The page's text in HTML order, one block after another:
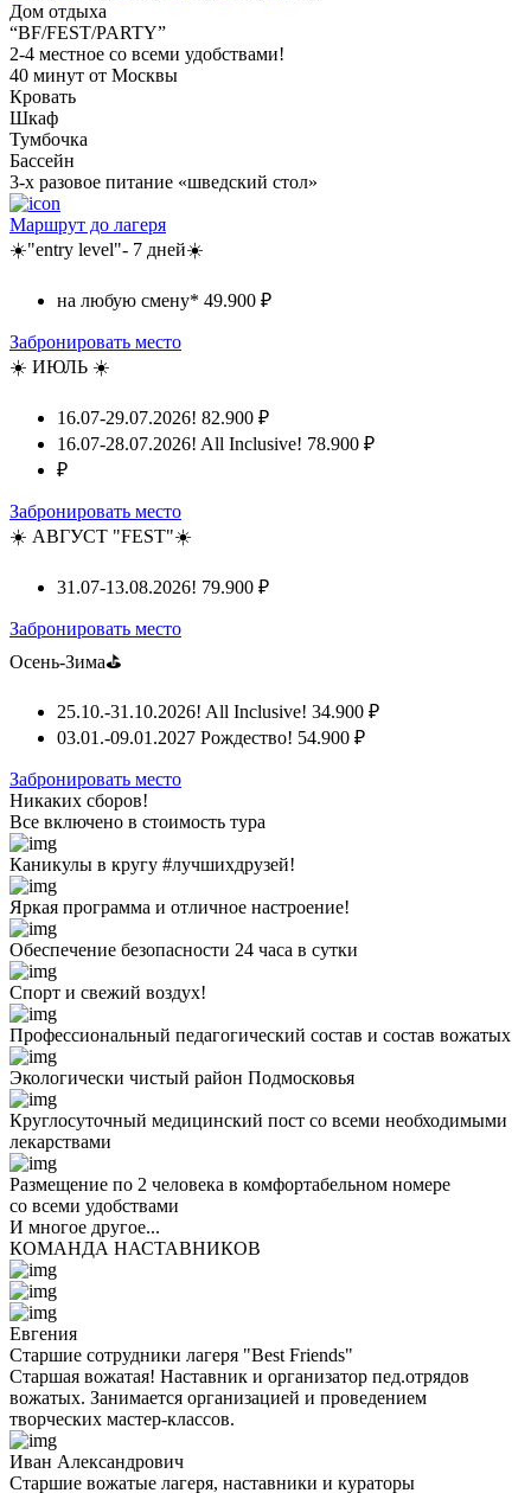
Дом отдыха
“BF/FEST/PARTY”
2-4 местное со всеми удобствами!
40 минут от Москвы
Кровать
Шкаф
Тумбочка
Бассейн
3-х разовое питание «шведский стол»
Маршрут до лагеря
☀️"entry level"- 7 дней☀️
на любую смену* 49.900 ₽
Забронировать место
☀️ ИЮЛЬ ☀️
16.07-29.07.2026! 82.900 ₽
16.07-28.07.2026! All Inclusive! 78.900 ₽
₽
Забронировать место
☀️ АВГУСТ "FEST"☀️
31.07-13.08.2026! 79.900 ₽
Забронировать место
Осень-Зима⛳
25.10.-31.10.2026! All Inclusive! 34.900 ₽
03.01.-09.01.2027 Рождество! 54.900 ₽
Забронировать место
Никаких сборов!
Все включено в стоимость тура
Каникулы в кругу #лучшихдрузей!
Яркая программа и отличное настроение!
Обеспечение безопасности 24 часа в сутки
Спорт и свежий воздух!
Профессиональный педагогический состав и состав вожатых
Экологически чистый район Подмосковья
Круглосуточный медицинский пост со всеми необходимыми
лекарствами
Размещение по 2 человека в комфортабельном номере
со всеми удобствами
И многое другое...
КОМАНДА НАСТАВНИКОВ
Евгения
Старшие сотрудники лагеря "Best Friends"
Старшая вожатая! Наставник и организатор пед.отрядов
вожатых. Занимается организацией и проведением
творческих мастер-классов.
Иван Александрович
Старшие вожатые лагеря, наставники и кураторы